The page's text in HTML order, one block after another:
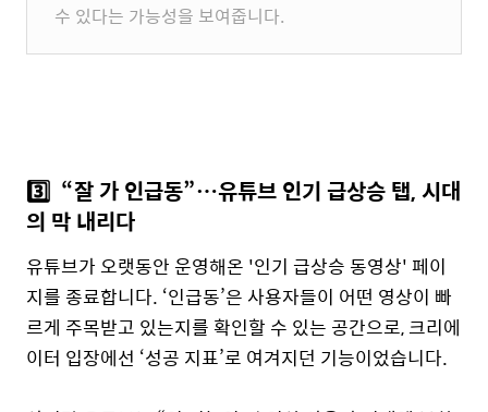
수 있다는 가능성을 보여줍니다.
3️⃣ “잘 가 인급동”…유튜브 인기 급상승 탭, 시대
의 막 내리다
유튜브가 오랫동안 운영해온 '인기 급상승 동영상' 페이
지를 종료합니다. ‘인급동’은 사용자들이 어떤 영상이 빠
르게 주목받고 있는지를 확인할 수 있는 공간으로, 크리에
이터 입장에선 ‘성공 지표’로 여겨지던 기능이었습니다.